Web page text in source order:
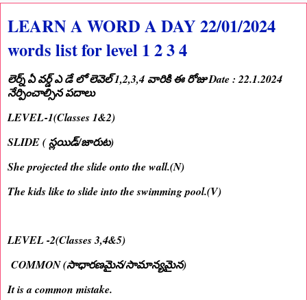
LEARN A WORD A DAY 22/01/2024
words list for level 1 2 3 4
లెర్న్ ఏ వర్డ్ ఎ డే లో లెవెల్ 1,2,3,4 వారికి ఈ రోజు Date : 22.1.2024
నేర్పించాల్సిన పదాలు
LEVEL-1(Classes 1&2)
SLIDE ( స్లయిడ్/జారుట)
She projected the slide onto the wall.(N)
The kids like to slide into the swimming pool.(V)
LEVEL -2(Classes 3,4&5)
COMMON (సాధారణమైన/సామాన్యమైన)
It is a common mistake.